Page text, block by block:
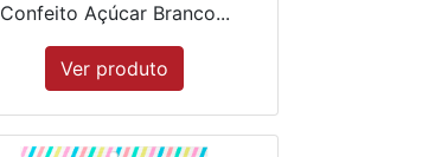
Confeito Açúcar Branco...
Ver produto